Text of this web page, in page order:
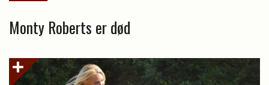
Monty Roberts er død